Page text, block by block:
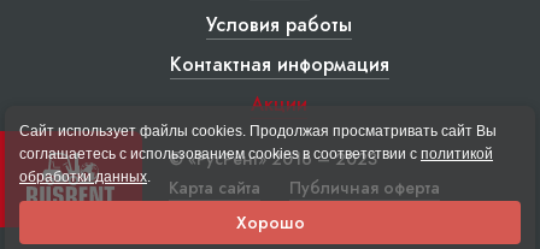
Условия работы
Контактная информация
Акции
© «РусРент» 2016 – 2023
Карта сайта
Публичная оферта
Сайт использует файлы cookies. Продолжая просматривать сайт Вы
соглашаетесь с использованием cookies в соответствии с политикой
обработки данных.
Хорошо